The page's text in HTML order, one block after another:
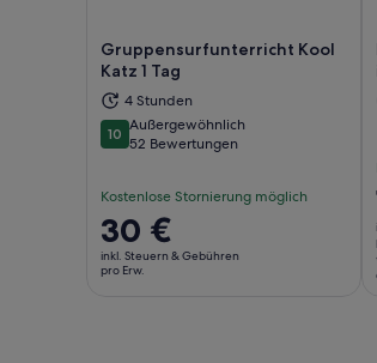
Gruppensurfunterricht Kool
Katz 1 Tag
4 Stunden
1010 von 10
Außergewöhnlich
52 Bewertungen
Kostenlose Stornierung möglich
Der
Preis
beträgt
30 €
inkl. Steuern & Gebühren
pro Erw.
Wird in einem